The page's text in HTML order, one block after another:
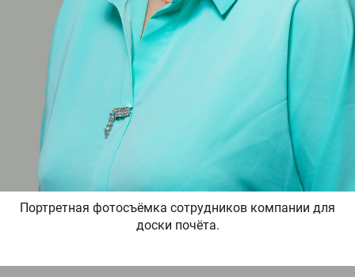
Портретная фотосъёмка сотрудников компании для
доски почёта.